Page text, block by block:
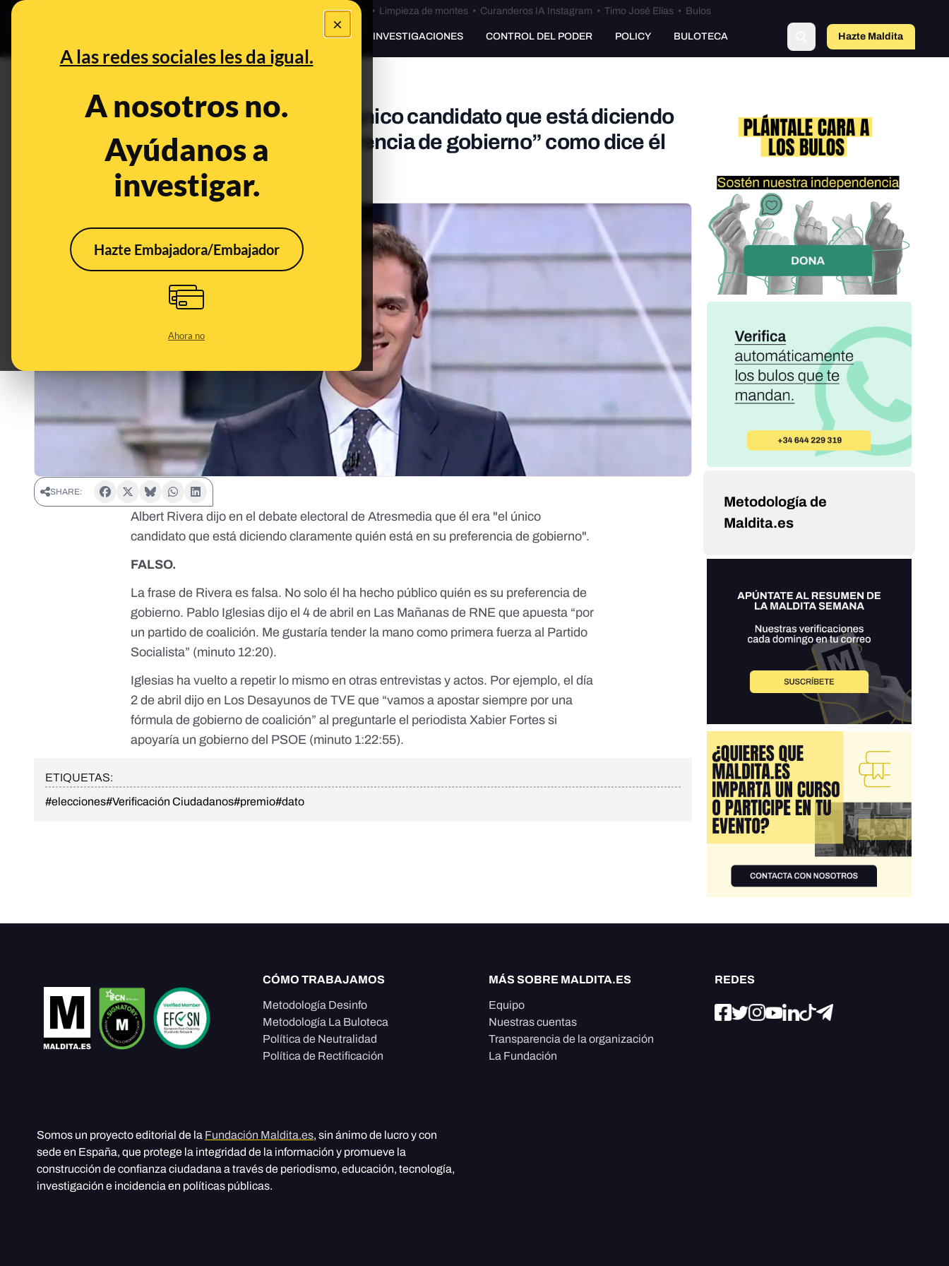
×
A las redes sociales les da igual.
A nosotros no.
Ayúdanos a
investigar.
Hazte Embajadora/Embajador
Ahora no
Bulos Ceuta • Limpieza de montes• Curanderos IA Instagram • Timo José Elías• Bulos
PREBUNKING INVESTIGACIONES CONTROL DEL PODER POLICY BULOTECA Hazte Maldita
Es falso que Albert Rivera sea "el único candidato que está diciendo
claramente quién está en su preferencia de gobierno” como dice él
Apr 23, 2019, 9:26:44 PM
SHARE:
Albert Rivera dijo en el debate electoral de Atresmedia que él era "el único
candidato que está diciendo claramente quién está en su preferencia de gobierno".
FALSO.
La frase de Rivera es falsa. No solo él ha hecho público quién es su preferencia de
gobierno. Pablo Iglesiasdijo el 4 de abril en Las Mañanas de RNE que apuesta “por
un partido de coalición. Me gustaría tender la mano como primera fuerza al Partido
Socialista” (minuto 12:20).
Iglesias ha vuelto a repetir lo mismo en otras entrevistas y actos. Por ejemplo, el día
2 de abrildijo en Los Desayunos de TVE que “vamos a apostar siempre por una
fórmula de gobierno de coalición” al preguntarle el periodista Xabier Fortes si
apoyaría un gobierno del PSOE (minuto 1:22:55).
ETIQUETAS:
#elecciones#Verificación Ciudadanos#premio#dato
Metodología de
Maldita.es
CÓMO TRABAJAMOS
Metodología Desinfo
Metodología La Buloteca
Política de Neutralidad
Política de Rectificación
MÁS SOBRE MALDITA.ES
Equipo
Nuestras cuentas
Transparencia de la organización
La Fundación
REDES
Somos un proyecto editorial de la Fundación Maldita.es, sin ánimo de lucro y con
sede en España, que protege la integridad de la información y promueve la
construcción de confianza ciudadana a través de periodismo, educación, tecnología,
investigación e incidencia en políticas públicas.